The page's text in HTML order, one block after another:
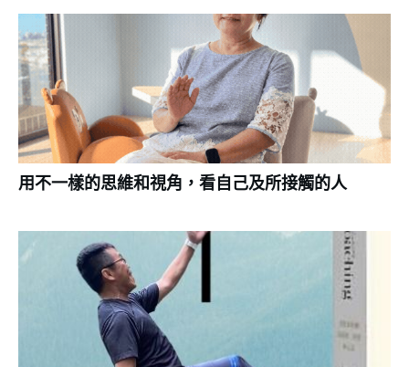
用不一樣的思維和視角，看自己及所接觸的人